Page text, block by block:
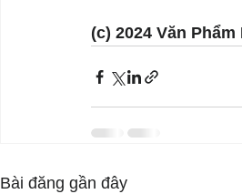
(c) 2024 Văn
Bài đăng gần đây